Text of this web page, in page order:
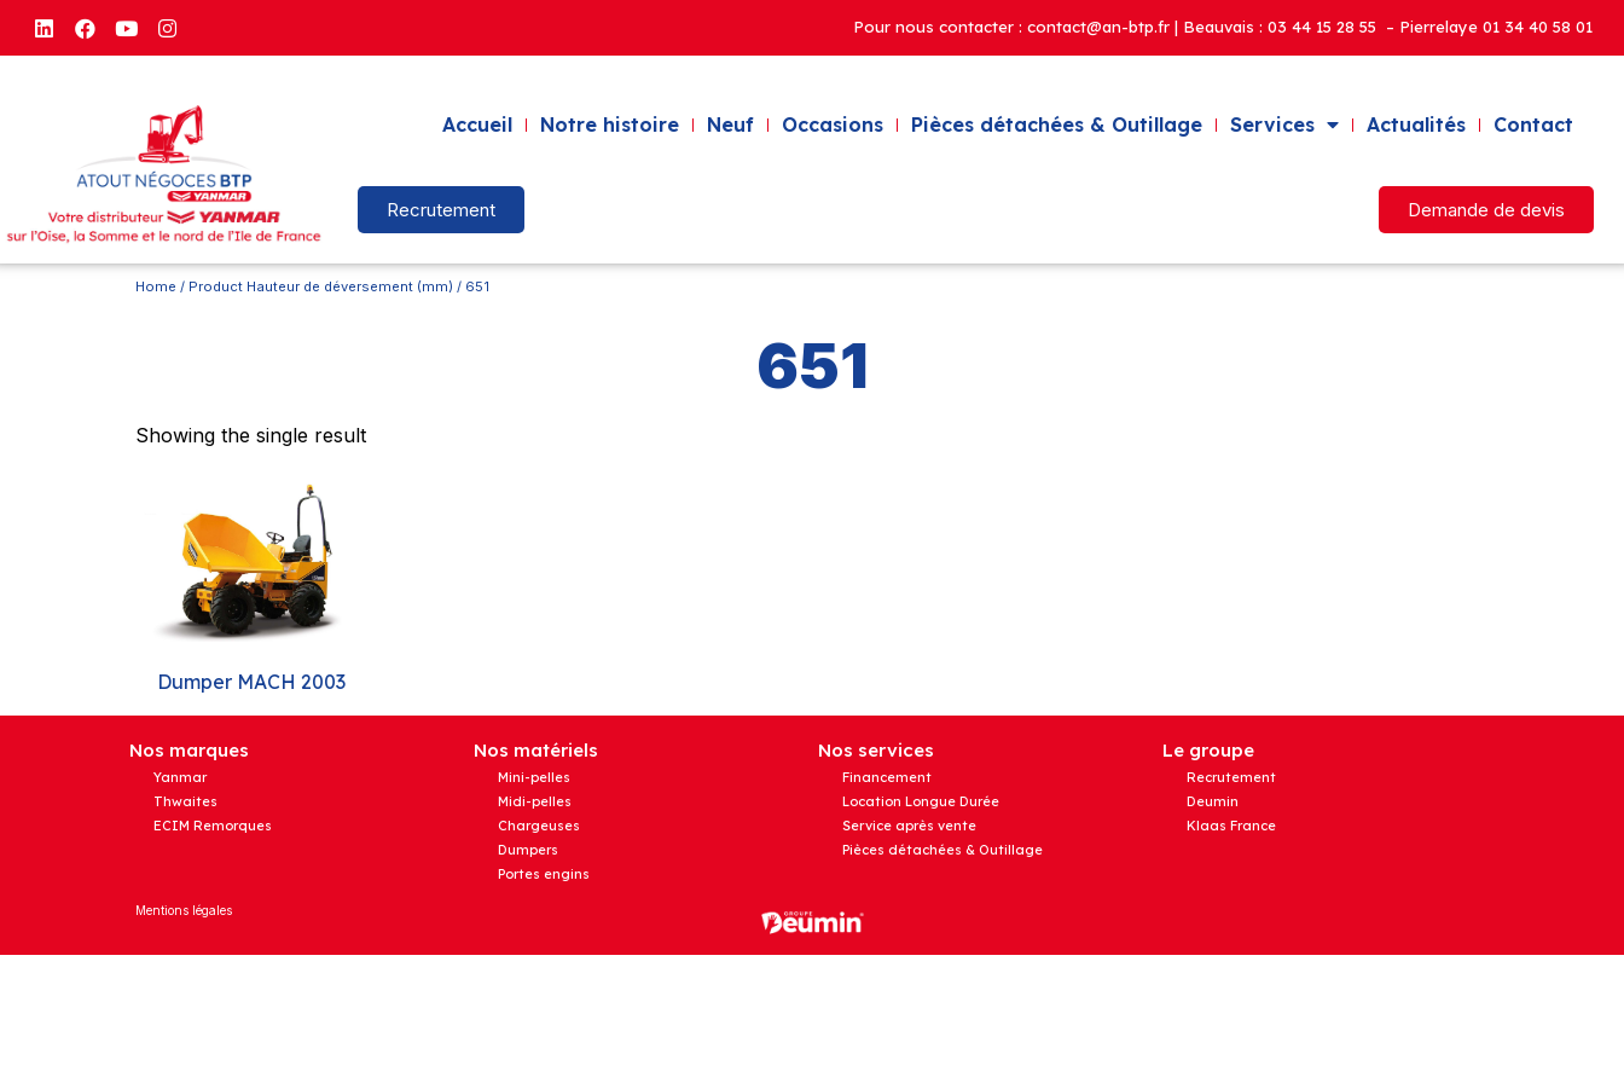
Pour nous contacter : contact@an-btp.fr | Beauvais : 03 44 15 28 55 – Pierrelaye 01 34 40 58 01
Accueil Notre histoire Neuf Occasions Pièces détachées & Outillage Services Actualités Contact
Recrutement Demande de devis
Home / Product Hauteur de déversement (mm) / 651
651
Showing the single result
Dumper MACH 2003
Nos marques
Yanmar
Thwaites
ECIM Remorques
Nos matériels
Mini-pelles
Midi-pelles
Chargeuses
Dumpers
Portes engins
Nos services
Financement
Location Longue Durée
Service après vente
Pièces détachées & Outillage
Le groupe
Recrutement
Deumin
Klaas France
Mentions légales